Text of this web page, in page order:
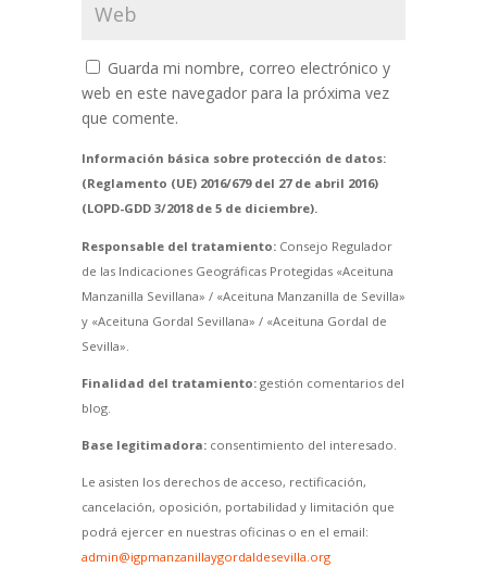
Guarda mi nombre, correo electrónico y
web en este navegador para la próxima vez
que comente.
Información básica sobre protección de datos:
(Reglamento (UE) 2016/679 del 27 de abril 2016)
(LOPD-GDD 3/2018 de 5 de diciembre).
Responsable del tratamiento:Consejo Regulador
de las Indicaciones Geográficas Protegidas «Aceituna
Manzanilla Sevillana» / «Aceituna Manzanilla de Sevilla»
y «Aceituna Gordal Sevillana» / «Aceituna Gordal de
Sevilla».
Finalidad del tratamiento:gestión comentarios del
blog.
Base legitimadora:consentimiento del interesado.
Le asisten los derechos de acceso, rectificación,
cancelación, oposición, portabilidad y limitación que
podrá ejercer en nuestras oficinas o en el email:
admin@igpmanzanillaygordaldesevilla.org